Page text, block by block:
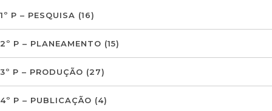
1º P – PESQUISA (16)
2º P – PLANEAMENTO (15)
3º P – PRODUÇÃO (27)
4º P – PUBLICAÇÃO (4)